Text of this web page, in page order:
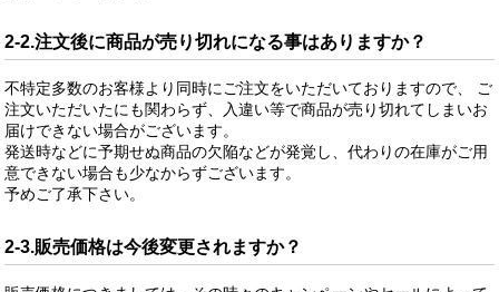
2-2.注文後に商品が売り切れになる事はありますか？
不特定多数のお客様より同時にご注文をいただいておりますので、 ご
注文いただいたにも関わらず、入違い等で商品が売り切れてしまいお
届けできない場合がございます。
発送時などに予期せぬ商品の欠陥などが発覚し、代わりの在庫がご用
意できない場合も少なからずございます。
予めご了承下さい。
2-3.販売価格は今後変更されますか？